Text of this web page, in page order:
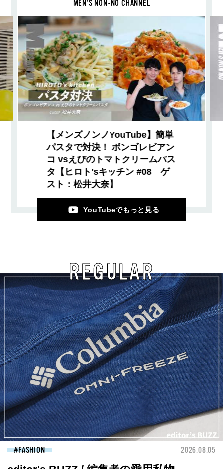
MEN’S NON-NO CHANNEL
【メンズノンノYouTube】簡単
パスタで対決！ ボンゴレビアン
コ vsえびのトマトクリームパス
タ【ヒロト'sキッチン #08 ゲ
スト：松井大奈】
YouTubeでもっと見る
REGULAR
FASHION 2026.08.05